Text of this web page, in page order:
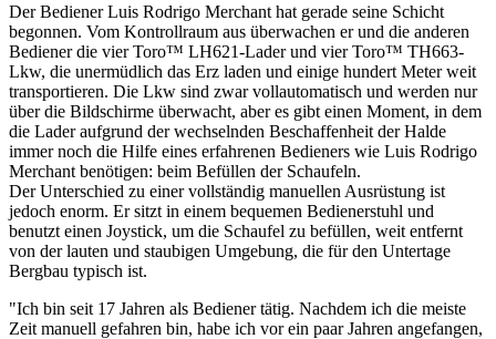
Der Bediener Luis Rodrigo Merchant hat gerade seine Schicht
begonnen. Vom Kontrollraum aus überwachen er und die anderen
Bediener die vier Toro™ LH621-Lader und vier Toro™ TH663-
Lkw, die unermüdlich das Erz laden und einige hundert Meter weit
transportieren. Die Lkw sind zwar vollautomatisch und werden nur
über die Bildschirme überwacht, aber es gibt einen Moment, in dem
die Lader aufgrund der wechselnden Beschaffenheit der Halde
immer noch die Hilfe eines erfahrenen Bedieners wie Luis Rodrigo
Merchant benötigen: beim Befüllen der Schaufeln.
Der Unterschied zu einer vollständig manuellen Ausrüstung ist
jedoch enorm. Er sitzt in einem bequemen Bedienerstuhl und
benutzt einen Joystick, um die Schaufel zu befüllen, weit entfernt
von der lauten und staubigen Umgebung, die für den Untertage
Bergbau typisch ist.
"Ich bin seit 17 Jahren als Bediener tätig. Nachdem ich die meiste
Zeit manuell gefahren bin, habe ich vor ein paar Jahren angefangen,